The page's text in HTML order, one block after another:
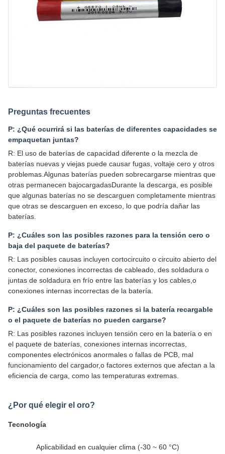
Preguntas frecuentes
P: ¿Qué ocurrirá si las baterías de diferentes capacidades se
empaquetan juntas?
R: El uso de baterías de capacidad diferente o la mezcla de
baterías nuevas y viejas puede causar fugas, voltaje cero y otros
problemas.Algunas baterías pueden sobrecargarse mientras que
otras permanecen bajocargadasDurante la descarga, es posible
que algunas baterías no se descarguen completamente mientras
que otras se descarguen en exceso, lo que podría dañar las
baterías.
P: ¿Cuáles son las posibles razones para la tensión cero o
baja del paquete de baterías?
R: Las posibles causas incluyen cortocircuito o circuito abierto del
conector, conexiones incorrectas de cableado, des soldadura o
juntas de soldadura en frío entre las baterías y los cables,o
conexiones internas incorrectas de la batería.
P: ¿Cuáles son las posibles razones si la batería recargable
o el paquete de baterías no pueden cargarse?
R: Las posibles razones incluyen tensión cero en la batería o en
el paquete de baterías, conexiones internas incorrectas,
componentes electrónicos anormales o fallas de PCB, mal
funcionamiento del cargador,o factores externos que afectan a la
eficiencia de carga, como las temperaturas extremas.
¿Por qué elegir el oro?
Tecnología
Aplicabilidad en cualquier clima (-30 ~ 60 °C)